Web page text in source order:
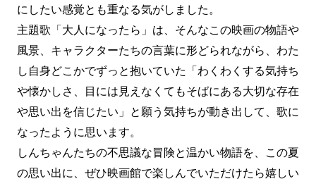
にしたい感覚とも重なる気がしました。
主題歌「大人になったら」は、そんなこの映画の物語や
風景、キャラクターたちの言葉に形どられながら、わた
し自身どこかでずっと抱いていた「わくわくする気持ち
や懐かしさ、目には見えなくてもそばにある大切な存在
や思い出を信じたい」と願う気持ちが動き出して、歌に
なったように思います。
しんちゃんたちの不思議な冒険と温かい物語を、この夏
の思い出に、ぜひ映画館で楽しんでいただけたら嬉しい